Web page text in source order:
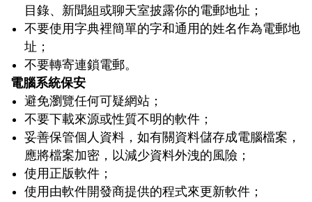
目錄、新聞組或聊天室披露你的電郵地址；
不要使用字典裡簡單的字和通用的姓名作為電郵地
址；
不要轉寄連鎖電郵。
電腦系統保安
避免瀏覽任何可疑網站；
不要下載來源或性質不明的軟件；
妥善保管個人資料，如有關資料儲存成電腦檔案，
應將檔案加密，以減少資料外洩的風險；
使用正版軟件；
使用由軟件開發商提供的程式來更新軟件；